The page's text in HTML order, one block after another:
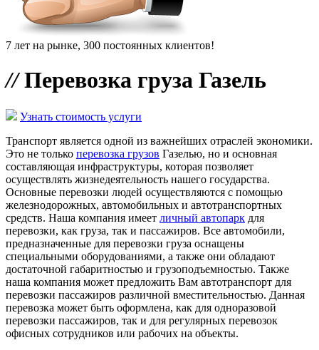
7 лет на рынке, 300 постоянных клиентов!
//Перевозка груза Газель
Узнать стоимость услуги
Транспорт является одной из важнейших отраслей экономики.
Это не только перевозка грузов Газелью, но и основная
составляющая инфраструктуры, которая позволяет
осуществлять жизнедеятельность нашего государства.
Основные перевозки людей осуществляются с помощью
железнодорожных, автомобильных и автотранспортных
средств. Наша компания имеет личный автопарк для
перевозки, как груза, так и пассажиров. Все автомобили,
предназначенные для перевозки груза оснащены
специальными оборудованиями, а также они обладают
достаточной габаритностью и грузоподъемностью. Также
наша компания может предложить Вам автотранспорт для
перевозки пассажиров различной вместительностью. Данная
перевозка может быть оформлена, как для одноразовой
перевозки пассажиров, так и для регулярных перевозок
офисных сотрудников или рабочих на объекты.